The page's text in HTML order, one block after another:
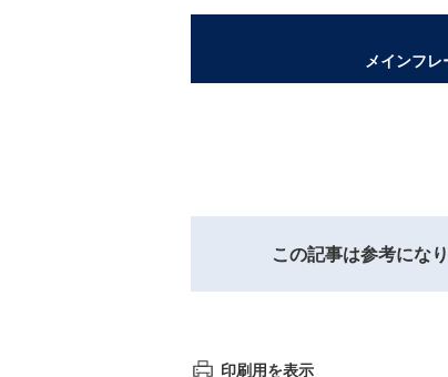
メインフ
この記事は参考にな
印刷用を表示